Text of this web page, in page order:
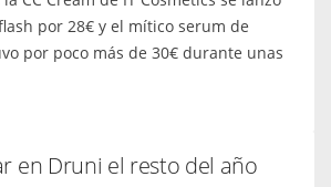
por 28€ y el mítico serum de
por poco más de 30€ durante unas
en Druni el resto del año